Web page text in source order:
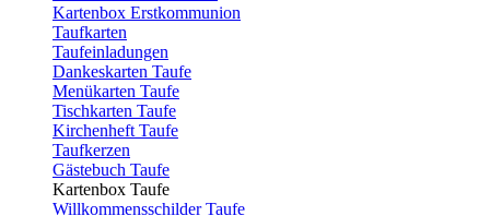
Kartenbox Erstkommunion
Taufkarten
Taufeinladungen
Dankeskarten Taufe
Menükarten Taufe
Tischkarten Taufe
Kirchenheft Taufe
Taufkerzen
Gästebuch Taufe
Kartenbox Taufe
Willkommensschilder Taufe